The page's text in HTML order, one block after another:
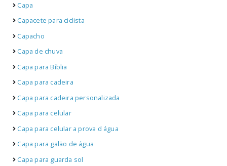
Capa
Capacete para ciclista
Capacho
Capa de chuva
Capa para Bíblia
Capa para cadeira
Capa para cadeira personalizada
Capa para celular
Capa para celular a prova d água
Capa para galão de água
Capa para guarda sol